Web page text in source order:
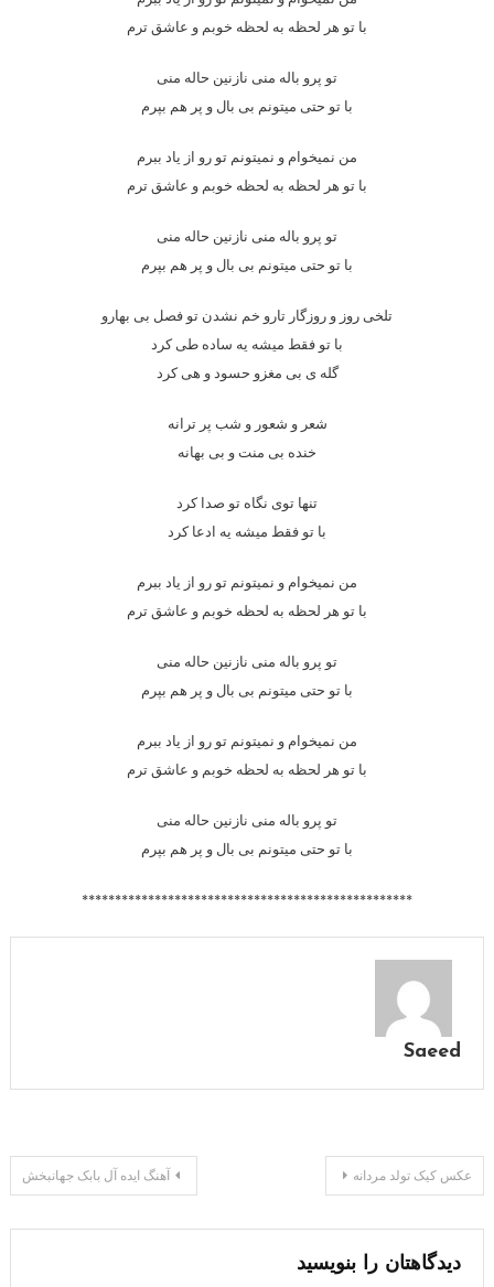
با تو هر لحظه به لحظه خوبم و عاشق ترم
تو پرو باله منی نازنین حاله منی
با تو حتی میتونم بی بال و پر هم بپرم
من نمیخوام و نمیتونم تو رو از یاد ببرم
با تو هر لحظه به لحظه خوبم و عاشق ترم
تو پرو باله منی نازنین حاله منی
با تو حتی میتونم بی بال و پر هم بپرم
تلخی روز و روزگار تارو خم نشدن تو فصل بی بهارو
با تو فقط میشه یه ساده طی کرد
گله ی بی مغزو حسود و هی کرد
شعر و شعور و شب پر ترانه
خنده بی منت و بی بهانه
تنها توی نگاه تو صدا کرد
با تو فقط میشه یه ادعا کرد
من نمیخوام و نمیتونم تو رو از یاد ببرم
با تو هر لحظه به لحظه خوبم و عاشق ترم
تو پرو باله منی نازنین حاله منی
با تو حتی میتونم بی بال و پر هم بپرم
من نمیخوام و نمیتونم تو رو از یاد ببرم
با تو هر لحظه به لحظه خوبم و عاشق ترم
تو پرو باله منی نازنین حاله منی
با تو حتی میتونم بی بال و پر هم بپرم
**************************************************
Saeed
راهبری
نوشته
آهنگ ایده آل بابک جهانبخش عکس کیک تولد مردانه
دیدگاهتان را بنویسید